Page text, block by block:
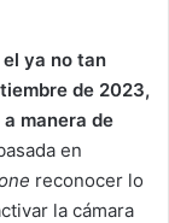
ya no tan
de 2023,
manera de
en
reconocer lo
la cámara